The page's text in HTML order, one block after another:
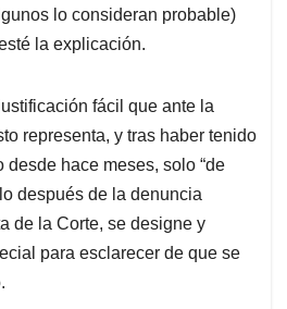
lo consideran probable)
la explicación.
fácil que ante la
representa, y tras haber tenido
desde hace meses, solo “de
después de la denuncia
de la Corte, se designe y
para esclarecer de que se